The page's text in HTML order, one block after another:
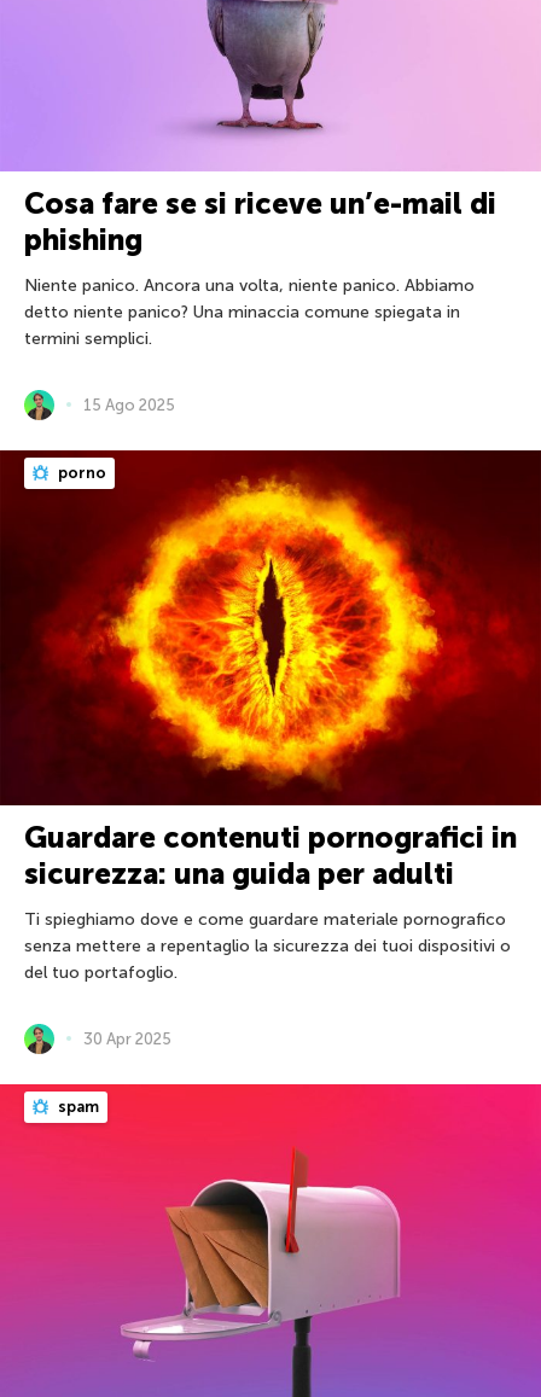
Cosa fare se si riceve un’e-mail di
phishing
Niente panico. Ancora una volta, niente panico. Abbiamo
detto niente panico? Una minaccia comune spiegata in
termini semplici.
15 Ago 2025
porno
Guardare contenuti pornografici in
sicurezza: una guida per adulti
Ti spieghiamo dove e come guardare materiale pornografico
senza mettere a repentaglio la sicurezza dei tuoi dispositivi o
del tuo portafoglio.
30 Apr 2025
spam